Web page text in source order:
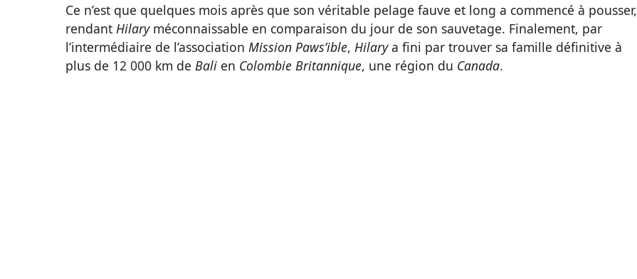
Ce n’est que quelques mois après que son véritable pelage fauve et long a commencé à pousser,
rendant Hilary méconnaissable en comparaison du jour de son sauvetage. Finalement, par
l’intermédiaire de l’association Mission Paws’ible, Hilarya fini par trouver sa famille définitive à
plus de 12 000 km de Bali en Colombie Britannique, une région du Canada.